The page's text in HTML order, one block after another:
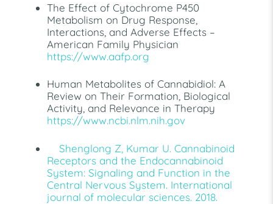
The Effect of Cytochrome P450
Metabolism on Drug Response,
Interactions, and Adverse Effects –
American Family Physician
https://www.aafp.org
Human Metabolites of Cannabidiol: A
Review on Their Formation, Biological
Activity, and Relevance in Therapy
https://www.ncbi.nlm.nih.gov
Shenglong Z, Kumar U. Cannabinoid
Receptors and the Endocannabinoid
System: Signaling and Function in the
Central Nervous System. International
journal of molecular sciences. 2018.